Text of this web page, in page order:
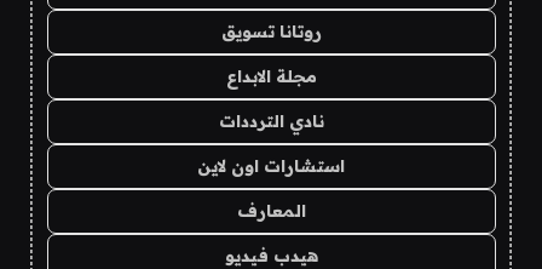
روتانا تسويق
مجلة الابداع
نادي الترددات
استشارات اون لاين
المعارف
هيدب فيديو